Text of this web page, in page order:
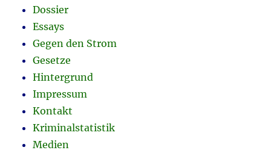
Dossier
Essays
Gegen den Strom
Gesetze
Hintergrund
Impressum
Kontakt
Kriminalstatistik
Medien